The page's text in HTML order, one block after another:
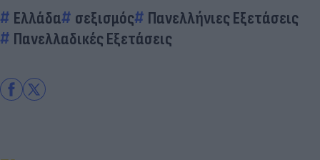
Ελλάδα σεξισμός
Πανελλήνιες Εξετάσεις
Πανελλαδικές Εξετάσεις